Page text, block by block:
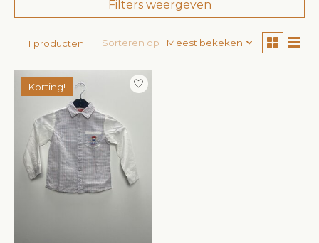
Filters weergeven
1 producten Sorteren op Meest bekeken
Korting!